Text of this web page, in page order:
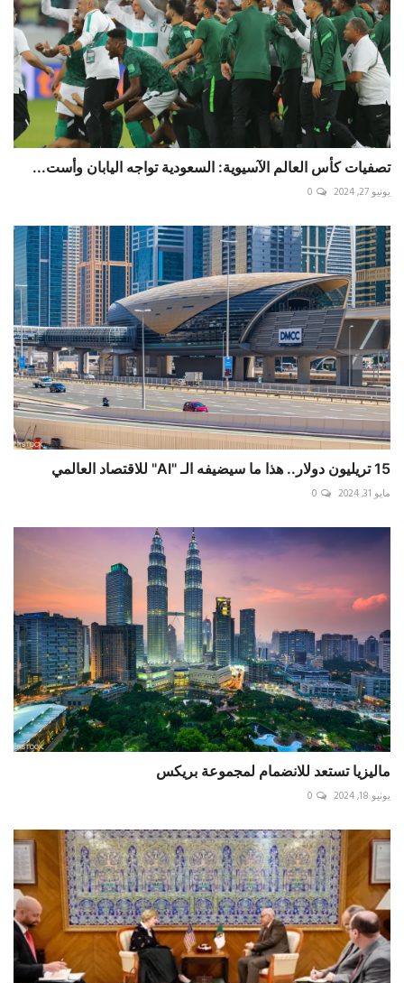
تصفيات كأس العالم الآسيوية: السعودية تواجه اليابان وأست...
يونيو 27, 2024 0
15 تريليون دولار.. هذا ما سيضيفه الـ "AI" للاقتصاد العالمي
مايو 31, 2024 0
ماليزيا تستعد للانضمام لمجموعة بريكس
يونيو 18, 2024 0